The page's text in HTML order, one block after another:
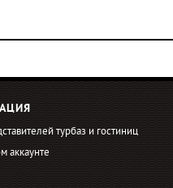
турбаз и гостиниц
аккаунте